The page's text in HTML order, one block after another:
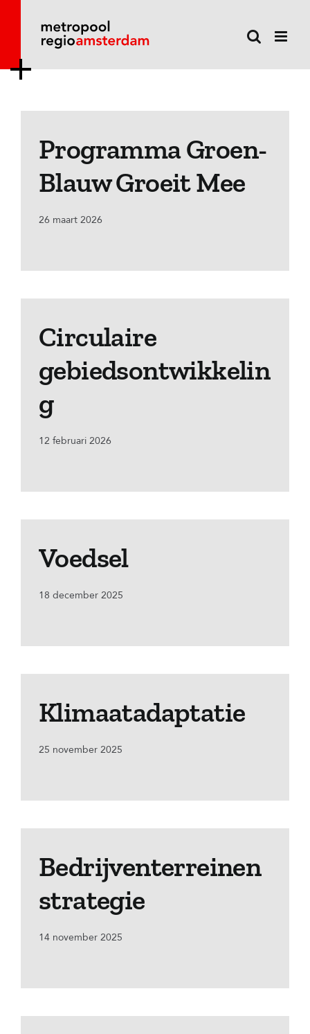
Programma Groen-
Blauw Groeit Mee
26 maart 2026
Circulaire
gebiedsontwikkelin
g
12 februari 2026
Voedsel
18 december 2025
Klimaatadaptatie
25 november 2025
Bedrijventerreinen
strategie
14 november 2025